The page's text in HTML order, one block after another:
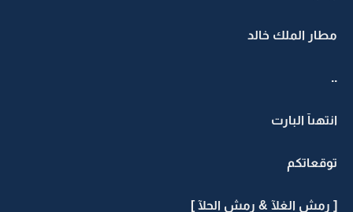
مطار الملك خالد
..
انتهىآ البارت
توقعاتكم
[ رمش الغلآ & رمش الحلآ ]